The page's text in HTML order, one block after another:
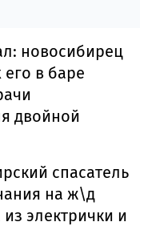
новосибирец
в баре
двойной
спасатель
на ж\д
электрички и